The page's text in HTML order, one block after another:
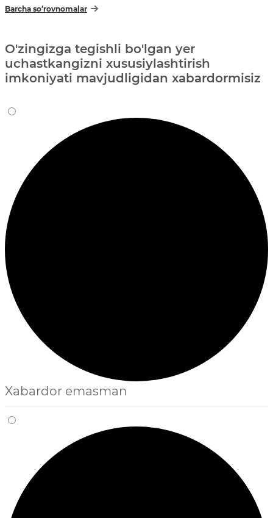
Barcha so‘rovnomalar
O'zingizga tegishli bo'lgan yer
uchastkangizni xususiylashtirish
imkoniyati mavjudligidan xabardormisiz
Xabardor emasman